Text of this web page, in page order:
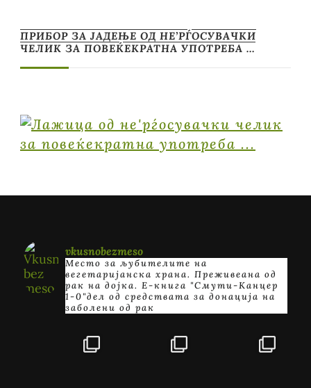
ПРИБОР ЗА ЈАДЕЊЕ ОД НЕ’РЃОСУВАЧКИ
ЧЕЛИК ЗА ПОВЕЌЕКРАТНА УПОТРЕБА …
vkusnobezmeso
Место за љубителите на
вегетаријанска храна. Преживеана од
рак на дојка. E-книга "Смути-Канцер
1-0"дел од средствата за донација на
заболени од рак